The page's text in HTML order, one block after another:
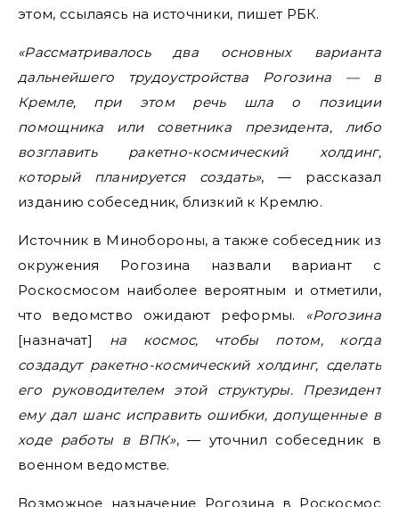
этом, ссылаясь на источники, пишет РБК.
«Рассматривалось два основных варианта
дальнейшего трудоустройства Рогозина — в
Кремле, при этом речь шла о позиции
помощника или советника президента, либо
возглавить ракетно-космический холдинг,
который планируется создать», — рассказал
изданию собеседник, близкий к Кремлю.
Источник в Минобороны, а также собеседник из
окружения Рогозина назвали вариант с
Роскосмосом наиболее вероятным и отметили,
что ведомство ожидают реформы. «Рогозина
[назначат]
на космос, чтобы потом, когда
создадут ракетно-космический холдинг, сделать
его руководителем этой структуры. Президент
ему дал шанс исправить ошибки, допущенные в
ходе работы в ВПК», — уточнил собеседник в
военном ведомстве.
Возможное назначение Рогозина в Роскосмос